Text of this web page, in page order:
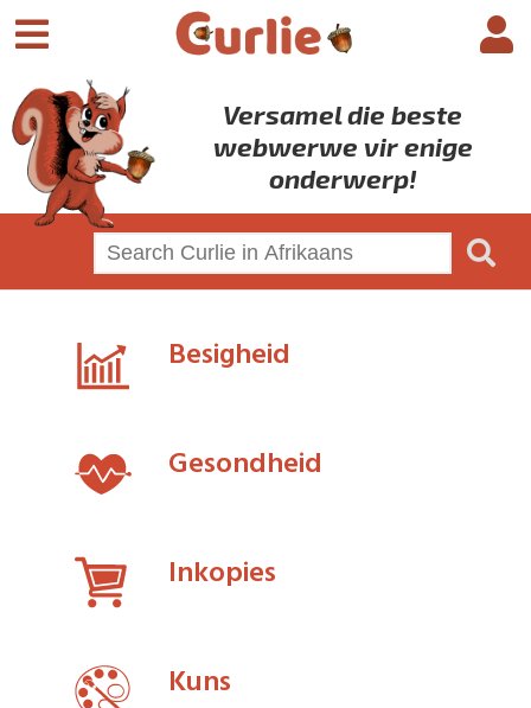
Versamel die beste
webwerwe vir enige
onderwerp!
Besigheid
Gesondheid
Inkopies
Kuns